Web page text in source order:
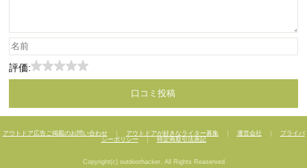
評価:
アウトドア広告ご掲載のお問い合わせ｜ アウトドアが好きなライター募集｜ 運営会社
プライバ
シーポリシー｜ 特定商取引法表記
Copyright(c) outdoorhacker. All Rights Reaserved